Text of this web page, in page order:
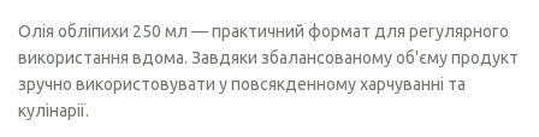
Олія обліпихи 250 мл — практичний формат для регулярного
використання вдома. Завдяки збалансованому об'єму продукт
зручно використовувати у повсякденному харчуванні та
кулінарії.